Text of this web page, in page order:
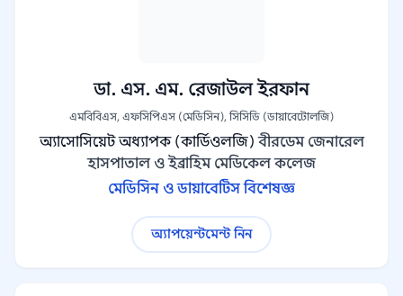
ডা. এস. এম. রেজাউল ইরফান
এমবিবিএস, এফসিপিএস (মেডিসিন), সিসিডি (ডায়াবেটোলজি)
অ্যাসোসিয়েট অধ্যাপক (কার্ডিওলজি) বীরডেম জেনারেল
হাসপাতাল ও ইব্রাহিম মেডিকেল কলেজ
মেডিসিন ও ডায়াবেটিস বিশেষজ্ঞ
অ্যাপয়েন্টমেন্ট নিন